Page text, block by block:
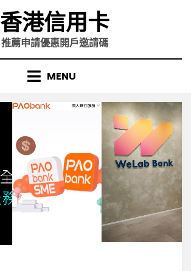
香港信用卡
推薦申請優惠開戶邀請碼
MENU